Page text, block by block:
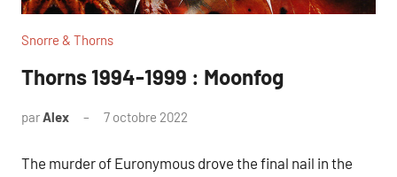
Snorre & Thorns
Thorns 1994-1999 : Moonfog
parAlex 7 octobre 2022
The murder of Euronymous drove the final nail in the